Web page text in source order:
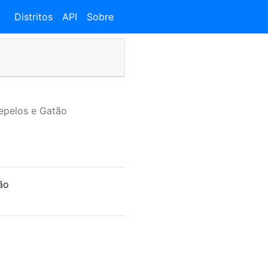
Distritos API Sobre
e Gatão